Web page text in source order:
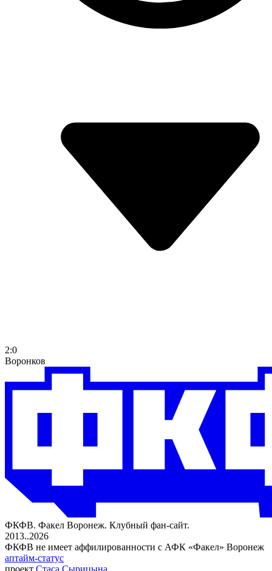
2:0
Воронков
ФКФВ. Факел Воронеж. Клубный фан-сайт.
2013..2026
ФКФВ не имеет аффилированности с АФК «Факел» Воронеж
аптайм-статус
проект Стаса Сырицына